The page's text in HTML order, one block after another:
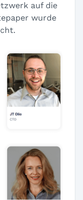
auf die
wurde